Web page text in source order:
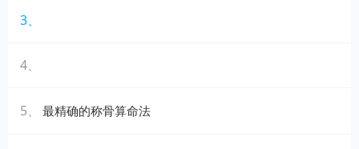
3、
4、
5、 最精确的称骨算命法